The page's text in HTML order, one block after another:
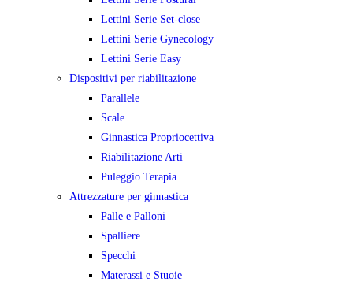
Lettini Serie Set-close
Lettini Serie Gynecology
Lettini Serie Easy
Dispositivi per riabilitazione
Parallele
Scale
Ginnastica Propriocettiva
Riabilitazione Arti
Puleggio Terapia
Attrezzature per ginnastica
Palle e Palloni
Spalliere
Specchi
Materassi e Stuoie